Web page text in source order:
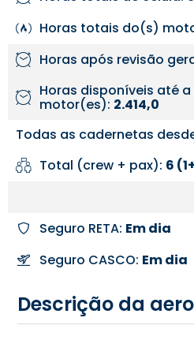
Horas totais do(s)
Horas após revisão
Horas disponíveis até
motor(es): 2.414,0
Todas as cadernetas
Total (crew + pax): 6
Seguro RETA: Em dia
Seguro CASCO: Em dia
Descrição da